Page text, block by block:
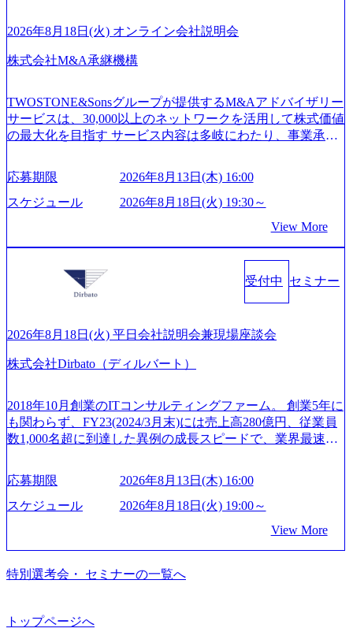
特長 ビジネスへの深い理解を持つコンサルタントが集うXs
pearと、最先端テクノロジーに深い知見を持つシンプレクス
社またはグループ会社との協力体制を築いている Xspear社
sion-production.appspot.com/public/images/20240925204111_caa9
4e4b-6aae-45a6-a0ce-b98154c816a2_1153x543.webp メンバー情
報 (https://www.xspear.co.jp/member/)一部抜粋 - 伊勢山 昇吾氏:
業界で新規事業戦略、成長戦略、PMI推進、業務改革等の幅
広いプロジェクトに従事 - 鈴木健仁氏：新卒でベイカレン
トに入社し最年少ディレクターを経てXspearに参画 - 梶田
案、人事組織テーマに強みを持ち、メディア・エンタメ業
界においてはDX戦略立案、NFT等の新規事業立案を得意と
する。 - 藏満 一馬氏：アクセンチュア出身。金融業界を中
心に、DX戦略策定、新規事業立案、組織変革、規制対応等
の幅広いプロジェクトを主導する。 - 天野 善仁氏：19卒Pw
ページ (https://www.xspear.co.jp/career/interviews/) 戦略だけの
から”のコンサルの在り方 (https://www.businessinsider.jp/articl
を取得 (https://www.agara.co.jp/article/382811) シンプレクスと
Xspear Consultingが、東京都港区の行政手続き100%デジタル
化を支援 (https://www.afpbb.com/articles/-/3520247) 【未経験
流工程、先端技術を学べる環境 【コンサルファーム経験
者】 ・専門領域に軸足を置きながら、他領域にもチャレン
ジできる環境 ・タイトルアップでのオファー ・現職ファー
ムより高いオファー年収 ・実力主義でプロモーションでき
る（ダブルスキップもあり） ・週に1度のアサインｍｔｇで
こまめに社員のキャリアについて検討してもらえる。結
果、なりたいキャリアを反映できるｐｊにアサインしても
るため、エンジニアの視点からも協業しクライアントへ価
cb8-329e-4a45-a8f5-73d9728b2cd7_1200x486.webp https://storag
e.googleapis.com/our-vision-production.appspot.com/public/image
s/20260224131100_d8b3379f-6e64-4566-aea4-924f21977d35_120
0x460.webp https://storage.googleapis.com/our-vision-production.a
810e-138e27965ee8_1200x386.webp グローバル人財育成を目
的とした「語学研修」、効果的なプレゼンのポイントを掴
み実践に強くなるための「プレゼン研修」、自社キャリア
アドバイザーによる自身のキャリア構築をめざす「キャリ
スタイム制度を実施しており、月単位の決められた労働時
間の範囲内で、出社・退社の時刻を社員の自己裁量に委
ね、ワークライフバランスを図りながら効率的に働くこと
ができる 【休日】 土日祝休みの完全週休2日制 2025年度の
休暇は年間24日（4月1日入社の場合）で、入社日に付与さ
れます。 年次有給休暇の残日数は、翌年度に繰り越すこと
ができます。 慶弔休暇は、事由により取得可能日数は異な
ュ休暇は、規程で定める勤続年数ごとに、連続5日のリフレ
ッシュ休暇を取得できます。 【育児や子の看護、介護など
の制度】 育児休暇： 対象：小学校1年修了時の3月31日まで
日2時間15分まで、始業・終業時刻の繰り上げ・繰り下げが
可能 子の看護休暇： 子1人につき5日まで取得でき、1時間
単位で取得することも可能 家族看護休暇： 5日まで取得で
度など】 独身寮：富山事業所の近くに、白風寮と青風寮の2
つの寮があり、以下の入居基準を満たす方が入居可能で
す。 ＜入居基準＞ ・満33歳までの独身者 ・自宅から勤務地
までの通勤総時間が2時間を超えること 住宅手当： 本社の
なるため、入居基準を満たす女性には住宅手当を支給しま
による引っ越し費用は、会社が負担します。 2026年8月18日
2026年8月18日(火) オンライン会社説明会
株式会社M&A承継機構
TWOSTONE&Sonsグループが提供するM&Aアドバイザリー
サービスは、30,000以上のネットワークを活用して株式価値
の最大化を目指す サービス内容は多岐にわたり、事業承継
リーなどが含まれており、幅広いニーズに対応 譲渡企業に
対しては完全成功報酬制を採用し、M&A以外の選択肢も尊
重する姿勢を持ち、将来の株価成長を取り込むスキームの
&A業界のリーディングカンパニーであり、領域にこだわら
ず幅広い案件に携わりながら自己成長とキャリアの挑戦が
可能 M&Aセンター出身者3名がメインメンバーであり、経
験豊富なアドバイザーと共に働くことで、M&Aや財務アド
バイザリーなどの専門知識を獲得し、キャリアを発展させ
となり、平均3000万～4000万の年収となる 内訳としては個
成活躍させるためのナレッジシェアおよび丁寧なOJTを欠か
19:30～ 所要時間 : 約1時間 2026年8月13日(木) 16:00 ＼応募
意思不問・業界未経験歓迎！／ M&A承継機構のビジョンや
業務内容、実際の働き方について詳しくお伝えするオンラ
イン説明会を開催いたします。 M&A業界に興味があり、ま
業界の情報を集めたい 働くイメージを具体的に知りたい M
&A業界にご興味がある方、転職を少しでもお考えの方はも
ちろん、情報収集をしたい方でも歓迎です。お気軽にご参
加ください。 当日は、質疑応答のお時間もご用意しており
ます。 是非、説明会にてお話できることを楽しみにしてお
ります。 説明会後にアンケート回答をお願いいたします。
オンライン(Google meets)
応募期限
2026年8月13日(木) 16:00
スケジュール
2026年8月18日(火) 19:30～
View More
受付中 セミナー
2026年8月18日(火) 平日会社説明会兼現場座談会
株式会社Dirbato（ディルバート）
2018年10月創業のITコンサルティングファーム。 創業5年に
も関わらず、FY23(2024/3月末)には売上高280億円、従業員
数1,000名超に到達した異例の成長スピードで、業界最速と
成⻑を遂げている。 現在コンサルティングファームでは外
資も含めて売上高TOP10にランクインしている。 主力事業
はITコンサルティング。幅広い業界の大企業を中心に、IT
支援している。 他方、インキュベーション事業を手掛けて
いるのも同社の特徴であり、 自社で新規事業開発も手掛け
つつ、複数社への出資～ハンズオン支援も行っている。 (参
ングファームや、Slerなどから優秀層が多数ジョイン。 http
応募期限
2026年8月13日(木) 16:00
スケジュール
2026年8月18日(火) 19:00～
View More
特別選考会・ セミナーの一覧へ
トップページへ